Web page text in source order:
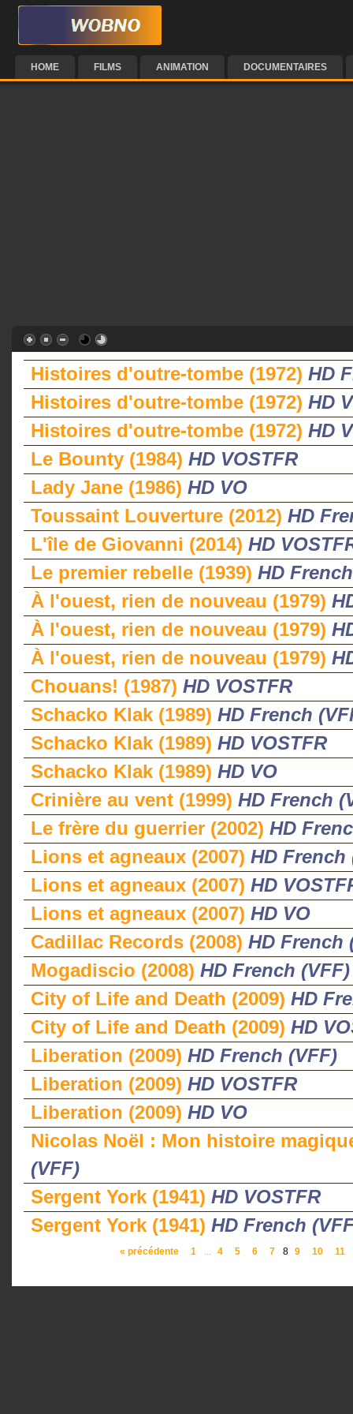
HOME FILMS ANIMATION DOCUMENTAIRES
Histoires d'outre-tombe (1972) HD
Histoires d'outre-tombe (1972) HD
Histoires d'outre-tombe (1972) HD
Le Bounty (1984) HD VOSTFR
Lady Jane (1986) HD VO
Toussaint Louverture (2012) HD
L'île de Giovanni (2014) HD
Le premier rebelle (1939) HD
À l'ouest, rien de nouveau (1979)
À l'ouest, rien de nouveau (1979)
À l'ouest, rien de nouveau (1979)
Chouans! (1987) HD VOSTFR
Schacko Klak (1989) HD French
Schacko Klak (1989) HD VOSTFR
Schacko Klak (1989) HD VO
Crinière au vent (1999) HD French
Le frère du guerrier (2002) HD
Lions et agneaux (2007) HD French
Lions et agneaux (2007) HD
Lions et agneaux (2007) HD VO
Cadillac Records (2008) HD French
Mogadiscio (2008) HD French (VFF)
City of Life and Death (2009) HD
City of Life and Death (2009) HD
Liberation (2009) HD French (VFF)
Liberation (2009) HD VOSTFR
Liberation (2009) HD VO
Nicolas Noël : Mon histoire
(VFF)
Sergent York (1941) HD VOSTFR
Sergent York (1941) HD French
« précédente 1 ... 4 5 6 7 8 9 10 11